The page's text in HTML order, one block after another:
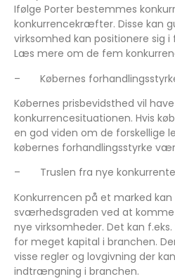
Ifølge Porter bestemmes
konkurrencekræfter. Disse kan
virksomhed kan positionere sig
Læs mere om de fem
–
Købernes
Købernes prisbevidsthed vil
konkurrencesituationen. Hvis
en god viden om de forskellige
købernes forhandlingsstyrke
–
Truslen fra nye
Konkurrencen på et marked kan
sværhedsgraden ved at
nye virksomheder. Det kan
for meget kapital i branchen.
visse regler og lovgivning der
indtrængning i branchen.